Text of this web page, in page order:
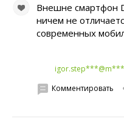
Внешне смартфон
ничем не
современных
Комментировать